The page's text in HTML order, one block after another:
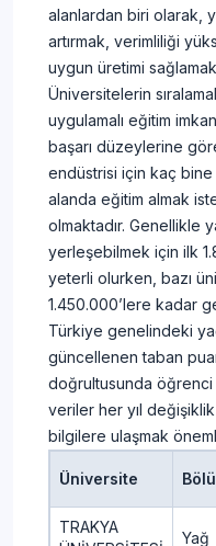
alanlardan biri olarak,
artırmak, verimliliği
uygun üretimi
Üniversitelerin
uygulamalı eğitim
başarı düzeylerine
endüstrisi için kaç
alanda eğitim almak
olmaktadır. Genellikle
yerleşebilmek için ilk
yeterli olurken, bazı
1.450.000’lere kadar
Türkiye genelindeki
güncellenen taban
doğrultusunda
veriler her yıl
bilgilere ulaşmak
Üniversite
TRAKYA
Yağ